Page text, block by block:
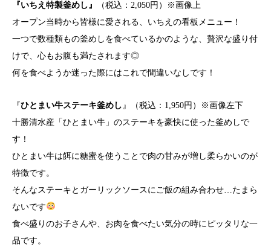
『いちえ特製釜めし』
（税込：2,050円）※画像上
オープン当時から皆様に愛される、いちえの看板メニュー！
一つで数種類もの釜めしを食べているかのような、贅沢な盛り付
けで、心もお腹も満たされます◎
何を食べようか迷った際にはこれで間違いなしです！
『ひとまい牛ステーキ釜めし』（税込：1,950円）※画像左下
十勝清水産「ひとまい牛」のステーキを豪快に使った釜めしで
す！
ひとまい牛は餌に糖蜜を使うことで肉の甘みが増し柔らかいのが
特徴です。
そんなステーキとガーリックソースにご飯の組み合わせ…たまら
ないです
食べ盛りのお子さんや、お肉を食べたい気分の時にピッタリな一
品です。